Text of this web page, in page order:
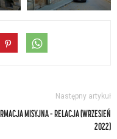
Następny artykuł
MISYJNA – RELACJA (WRZESIEŃ
2022)